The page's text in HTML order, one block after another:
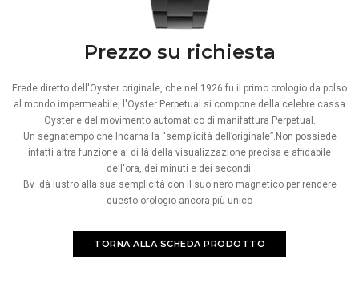
Prezzo su richiesta
Erede diretto dell'Oyster originale, che nel 1926 fu il primo orologio da polso
al mondo impermeabile, l'Oyster Perpetual si compone della celebre cassa
Oyster e del movimento automatico di manifattura Perpetual.
Un segnatempo che Incarna la “semplicità dell’originale”.Non possiede
infatti altra funzione al di là della visualizzazione precisa e affidabile
dell'ora, dei minuti e dei secondi.
Bv dà lustro alla sua semplicità con il suo nero magnetico per rendere
questo orologio ancora più unico
TORNA ALLA SCHEDA PRODOTTO